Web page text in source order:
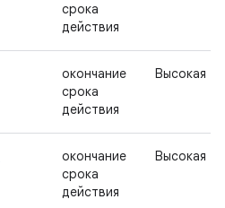
срока
действия
окончание
срока
действия
Высокая
окончание
срока
действия
Высокая